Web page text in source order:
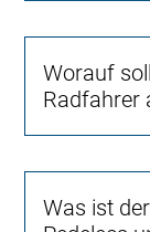
Worauf
Radfahrer
Was ist